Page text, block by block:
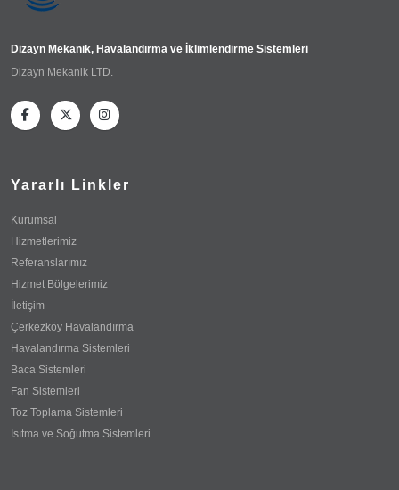
Dizayn Mekanik, Havalandırma ve İklimlendirme Sistemleri
Dizayn Mekanik LTD.
Yararlı Linkler
Kurumsal
Hizmetlerimiz
Referanslarımız
Hizmet Bölgelerimiz
İletişim
Çerkezköy Havalandırma
Havalandırma Sistemleri
Baca Sistemleri
Fan Sistemleri
Toz Toplama Sistemleri
Isıtma ve Soğutma Sistemleri